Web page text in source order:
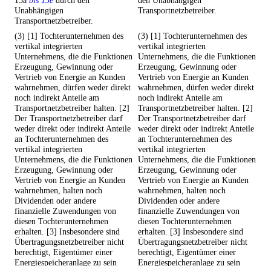
Unabhängigen
Transportnetzbetreiber.
Transportnetzbetreiber.
(3) [1] Tochterunternehmen des
vertikal integrierten
Unternehmens, die die Funktionen
Erzeugung, Gewinnung oder
Vertrieb von Energie an Kunden
wahrnehmen, dürfen weder direkt
noch indirekt Anteile am
Transportnetzbetreiber halten. [2]
Der Transportnetzbetreiber darf
weder direkt oder indirekt Anteile
an Tochterunternehmen des
vertikal integrierten
Unternehmens, die die Funktionen
Erzeugung, Gewinnung oder
Vertrieb von Energie an Kunden
wahrnehmen, halten noch
Dividenden oder andere
finanzielle Zuwendungen von
diesen Tochterunternehmen
erhalten. [3] Insbesondere sind
Übertragungsnetzbetreiber nicht
berechtigt, Eigentümer einer
Energiespeicheranlage zu sein
(3) [1] Tochterunternehmen des
vertikal integrierten
Unternehmens, die die Funktionen
Erzeugung, Gewinnung oder
Vertrieb von Energie an Kunden
wahrnehmen, dürfen weder direkt
noch indirekt Anteile am
Transportnetzbetreiber halten. [2]
Der Transportnetzbetreiber darf
weder direkt oder indirekt Anteile
an Tochterunternehmen des
vertikal integrierten
Unternehmens, die die Funktionen
Erzeugung, Gewinnung oder
Vertrieb von Energie an Kunden
wahrnehmen, halten noch
Dividenden oder andere
finanzielle Zuwendungen von
diesen Tochterunternehmen
erhalten. [3] Insbesondere sind
Übertragungsnetzbetreiber nicht
berechtigt, Eigentümer einer
Energiespeicheranlage zu sein